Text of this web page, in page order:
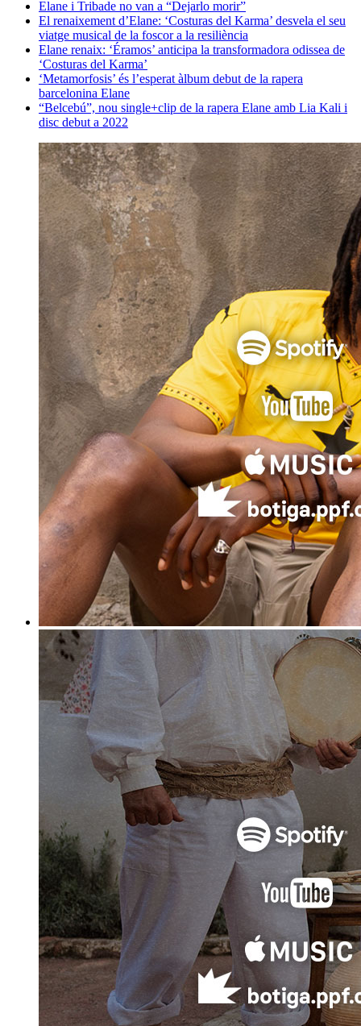
Elane i Tribade no van a “Dejarlo morir”
El renaixement d’Elane: ‘Costuras del Karma’ desvela el seu
viatge musical de la foscor a la resiliència
Elane renaix: ‘Éramos’ anticipa la transformadora odissea de
‘Costuras del Karma’
‘Metamorfosis’ és l’esperat àlbum debut de la rapera
barcelonina Elane
“Belcebú”, nou single+clip de la rapera Elane amb Lia Kali i
disc debut a 2022